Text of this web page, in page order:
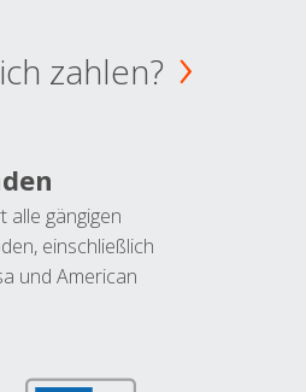
zahlen?
alle gängigen
einschließlich
und American